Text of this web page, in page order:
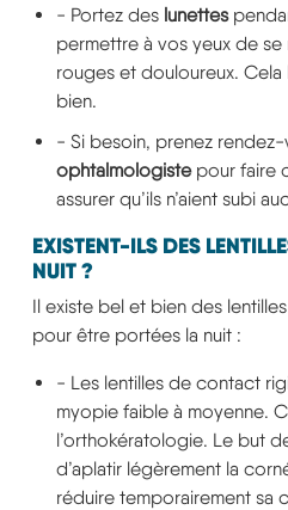
- Portez des lunettes
permettre à vos yeux de
rouges et douloureux. Cela
bien.
- Si besoin, prenez
ophtalmologistepour faire
assurer qu’ils n’aient subi
EXISTENT-ILS DES
NUIT ?
Il existe bel et bien des
pour être portées la nuit :
- Les lentilles de contact
myopie faible à moyenne.
l’orthokératologie. Le but
d’aplatir légèrement la
réduire temporairement sa